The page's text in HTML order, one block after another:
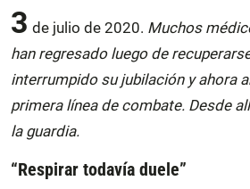
3 de julio de 2020. Muchos
han regresado luego de
interrumpido su jubilación y ahora
primera línea de combate. Desde
la guardia.
“Respirar todavía duele”